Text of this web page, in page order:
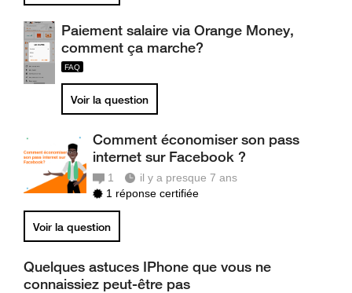
Paiement salaire via Orange Money,
comment ça marche?
Voir la question
Comment économiser son pass
internet sur Facebook ?
1
il y a presque 7 ans
1 réponse certifiée
Voir la question
Quelques astuces IPhone que vous ne
connaissiez peut-être pas